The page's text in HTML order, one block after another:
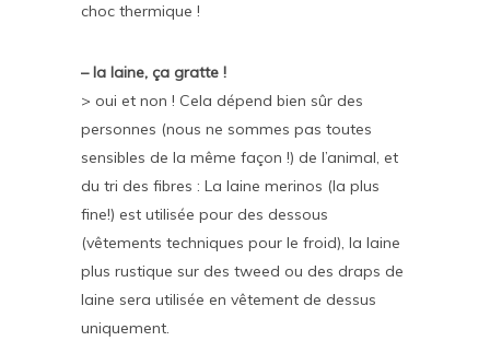
choc thermique !
– la laine, ça gratte !
> oui et non ! Cela dépend bien sûr des
personnes (nous ne sommes pas toutes
sensibles de la même façon !) de l’animal, et
du tri des fibres : La laine merinos (la plus
fine!) est utilisée pour des dessous
(vêtements techniques pour le froid), la laine
plus rustique sur des tweed ou des draps de
laine sera utilisée en vêtement de dessus
uniquement.